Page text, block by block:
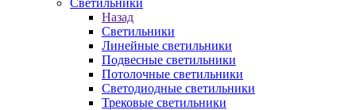
Светильники
Назад
Светильники
Линейные светильники
Подвесные светильники
Потолочные светильники
Светодиодные светильники
Трековые светильники